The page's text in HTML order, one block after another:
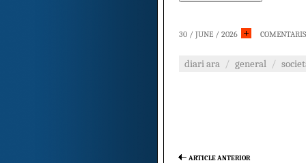
30 / JUNE / 2026 COMENTARIS
diari ara / general /
ARTICLE ANTERIOR